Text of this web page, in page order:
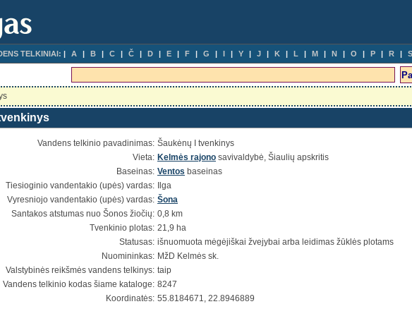
TELKINIAI: A B C Č D E F G I Y J K L M N O P R S
Vandens telkinio pavadinimas: Šaukėnų I tvenkinys
Vieta: Kelmės rajono savivaldybė, Šiaulių apskritis
Baseinas: Ventos baseinas
Tiesioginio vandentakio (upės) vardas:
Ilga
Vyresniojo vandentakio (upės) vardas: Šona
Santakos atstumas nuo Šonos žiočių: 0,8 km
Tvenkinio plotas: 21,9 ha
Statusas: išnuomuota mėgėjiškai žvejybai arba leidimas žūklės plotams
Nuomininkas: MžD Kelmės sk.
Valstybinės reikšmės vandens telkinys: taip
Vandens telkinio kodas šiame kataloge: 8247
Koordinatės: 55.8184671, 22.8946889